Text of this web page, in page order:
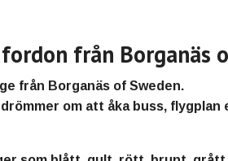
från Borganäs
från Borganäs of Sweden.
om att åka buss,